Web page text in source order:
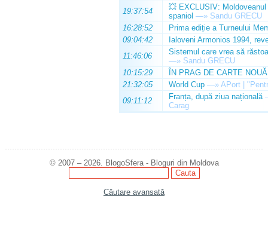
19:37:54
💥 EXCLUSIV:
spaniol —» Sandu GRECU
16:28:52
Prima ediție a Turneului
09:04:42
Ialoveni Armonios 1994,
11:46:06
Sistemul care vrea să
—» Sandu GRECU
10:15:29
ÎN PRAG DE CARTE NOUĂ
21:32:05
World Cup —» APort |
09:11:12
Franța, după ziua națională
Carag
© 2007 – 2026. BlogoSfera - Bloguri din Moldova
Căutare avansată